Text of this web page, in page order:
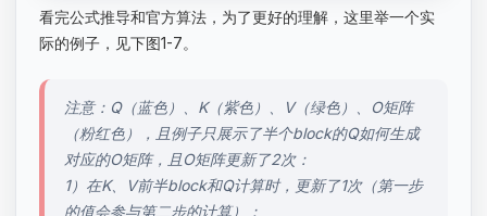
看完公式推导和官方算法，为了更好的理解，这里举一个实
际的例子，见下图1-7。
注意：Q（蓝色）、K（紫色）、V（绿色）、O矩阵
（粉红色），且例子只展示了半个block的Q如何生成
对应的O矩阵，且O矩阵更新了2次：
1）在K、V前半block和Q计算时，更新了1次（第一步
的值会参与第二步的计算）；